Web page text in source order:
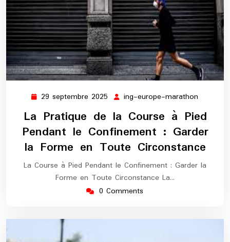
29 septembre 2025 29
septembre
2025
ing-europe-marathon
europe-
La Pratique de la Course à Pied
Pendant le Confinement : Garder
la Forme en Toute Circonstance
La Course à Pied Pendant le Confinement : Garder la
Forme en Toute Circonstance La…
0 Comments